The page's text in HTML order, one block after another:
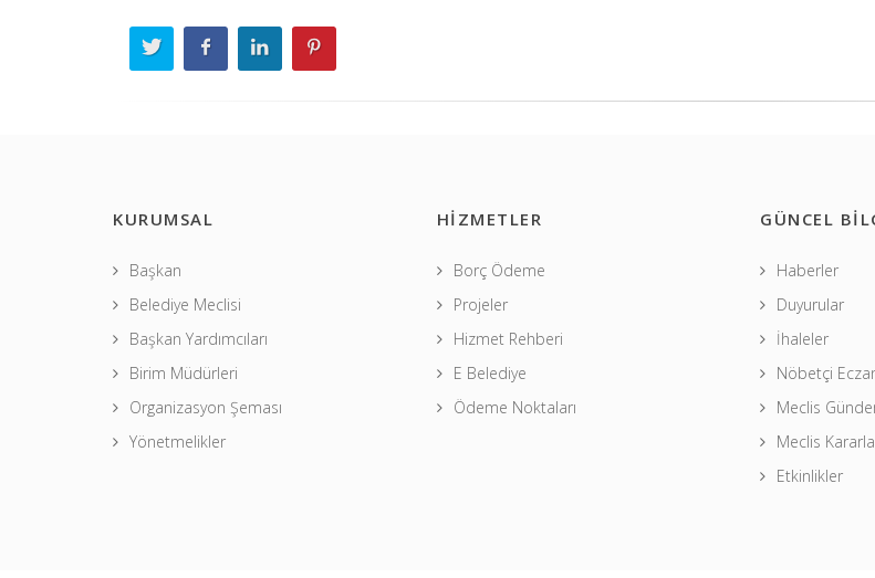
KURUMSAL
Başkan
Belediye Meclisi
Başkan Yardımcıları
Birim Müdürleri
Organizasyon Şeması
Yönetmelikler
HİZMETLER
Borç Ödeme
Projeler
Hizmet Rehberi
E Belediye
Ödeme Noktaları
GÜNCEL
Haberler
Duyurular
İhaleler
Nöbetçi
Meclis
Meclis
Etkinlikler